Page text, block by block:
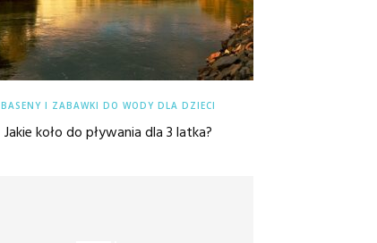
BASENY I ZABAWKI DO WODY DLA DZIECI
Jakie koło do pływania dla 3 latka?